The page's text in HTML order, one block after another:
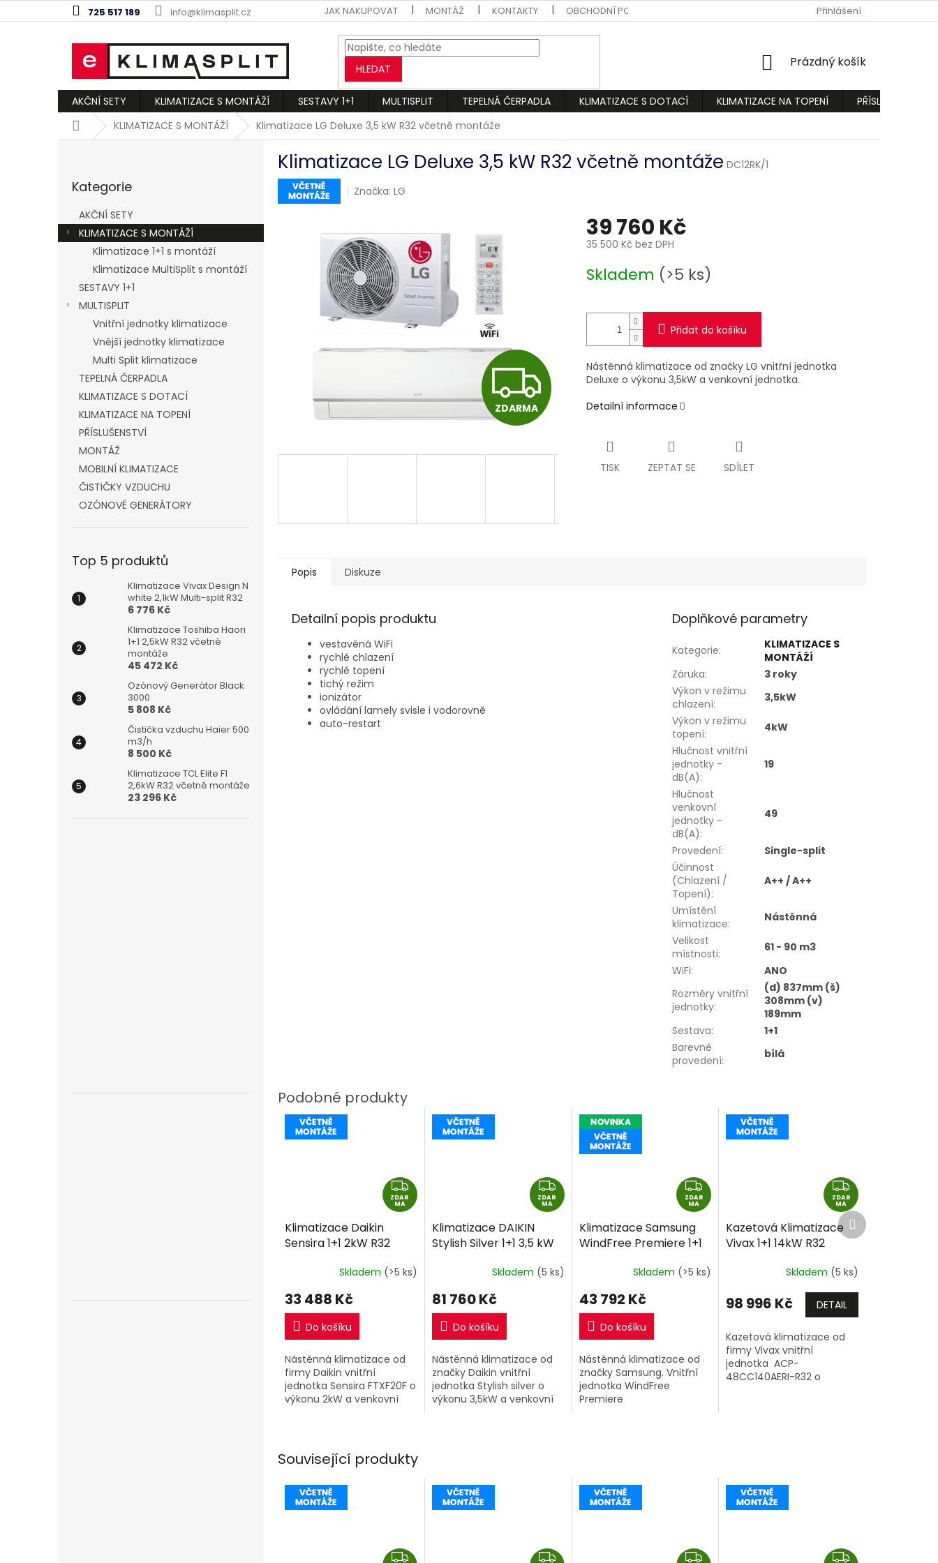
na
725 517 189 info@klimasplit.cz JAK NAKUPOVAT MONTÁŽ KONTAKTY OBCHODNÍ PODMÍNKY PODMÍNKY OCHRANY OSOBNÍCH ÚDAJŮ
Přihlášení
HLEDAT
NÁKUPNÍ
Prázdný košík
AKČNÍ SETY KLIMATIZACE S MONTÁŽÍ SESTAVY 1+1 MULTISPLIT TEPELNÁ ČERPADLA KLIMATIZACE S DOTACÍ KLIMATIZACE NA TOPENÍ
PŘÍSLUŠENSTVÍ
DomůKLIMATIZACE S MONTÁŽÍ Klimatizace LG Deluxe 3,5 kW R32 včetně montáže
a
n
kategorie
Kategorie
AKČNÍ SETY
KLIMATIZACE S MONTÁŽÍ
Klimatizace 1+1 s montáží
Klimatizace MultiSplit s montáží
SESTAVY 1+1
MULTISPLIT
Vnitřní jednotky klimatizace
Vnější jednotky klimatizace
Multi Split klimatizace
TEPELNÁ ČERPADLA
KLIMATIZACE S DOTACÍ
KLIMATIZACE NA TOPENÍ
PŘÍSLUŠENSTVÍ
MONTÁŽ
MOBILNÍ KLIMATIZACE
ČISTIČKY VZDUCHU
OZÓNOVÉ GENERÁTORY
Top 5 produktů
Klimatizace Vivax Design N
white 2,1kW Multi-split R32
6 776 Kč
Klimatizace Toshiba Haori
1+1 2,5kW R32 včetně
montáže
45 472 Kč
Ozónový Generátor Black
3000
5 808 Kč
Čistička vzduchu Haier 500
m3/h
8 500 Kč
Klimatizace TCL Elite F1
2,6kW R32 včetně montáže
23 296 Kč
Klimatizace LG Deluxe 3,5 kW R32 včetně montáže DC12RK/1
Značka:LG
Z
D
R
ZDARMA
39 760 Kč
35 500 Kč bez DPH
cena:
Skladem (>5 ks)
Přidat do košíku
Nástěnná klimatizace od značky LG vnitřní jednotka
Deluxe o výkonu 3,5kW a venkovní jednotka.
Detailní informace
TISK ZEPTAT SE SDÍLET
Související produkty
Z
Z
Z
Z
Popis Diskuze
Detailní popis produktu
vestavěná WiFi
rychlé chlazení
rychlé topení
tichý režim
ionizátor
ovládání lamely svisle i vodorovně
auto-restart
Doplňkové parametry
Kategorie:
KLIMATIZACE S
MONTÁŽÍ
Záruka:
3 roky
Výkon v režimu
chlazení:
3,5kW
Výkon v režimu
topení:
4kW
Hlučnost vnitřní
jednotky -
dB(A):
19
Hlučnost
venkovní
jednotky -
dB(A):
49
Provedení:
Single-split
Účinnost
(Chlazení /
Topení):
A++ / A++
Umístění
klimatizace:
Nástěnná
Velikost
místnosti:
61 - 90 m3
WiFi:
ANO
Rozměry vnitřní
jednotky:
(d) 837mm (š)
308mm (v)
189mm
Sestava:
1+1
Barevné
provedení: bílá
Z
D
A
ZDAR
MA
Klimatizace Daikin
Sensira 1+1 2kW R32
Skladem (>5 ks)
33 488 Kč
Do košíku
Nástěnná klimatizace od
firmy Daikin vnitřní
jednotka Sensira FTXF20F o
výkonu 2kW a venkovní
Z
D
A
ZDAR
MA
Klimatizace DAIKIN
Stylish Silver 1+1 3,5 kW
Skladem (5 ks)
81 760 Kč
Do košíku
Nástěnná klimatizace od
značky Daikin vnitřní
jednotka Stylish silver o
výkonu 3,5kW a venkovní
Z
D
A
ZDAR
MA
Klimatizace Samsung
WindFree Premiere 1+1
Skladem (>5 ks)
43 792 Kč
Do košíku
Nástěnná klimatizace od
značky Samsung. Vnitřní
jednotka WindFree
Premiere
Z
D
A
R
A
ZDAR
MA
Kazetová Klimatizace
Vivax 1+1 14kW R32
Skladem (5 ks)
98 996 Kč DETAIL
Kazetová klimatizace od
firmy Vivax vnitřní
jednotka ACP-
48CC140AERI-R32 o
Další
produkt